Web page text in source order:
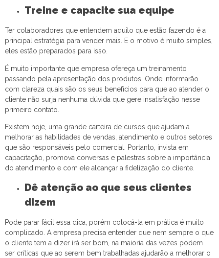
Treine e capacite sua equipe
Ter colaboradores que entendem aquilo que estão fazendo é a
principal estratégia para vender mais. E o motivo é muito simples,
eles estão preparados para isso.
É muito importante que empresa ofereça um treinamento
passando pela apresentação dos produtos. Onde informarão
com clareza quais são os seus benefícios para que ao atender o
cliente não surja nenhuma dúvida que gere insatisfação nesse
primeiro contato.
Existem hoje, uma grande carteira de cursos que ajudam a
melhorar as habilidades de vendas, atendimento e outros setores
que são responsáveis pelo comercial. Portanto, invista em
capacitação, promova conversas e palestras sobre a importância
do atendimento e com ele alcançar a fidelização do cliente.
Dê atenção ao que seus clientes
dizem
Pode parar fácil essa dica, porém colocá-la em prática é muito
complicado. A empresa precisa entender que nem sempre o que
o cliente tem a dizer irá ser bom, na maioria das vezes podem
ser críticas que ao serem bem trabalhadas ajudarão a melhorar o